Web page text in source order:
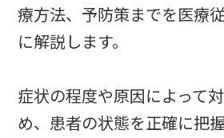
療方法、予防策までを医療
に解説します。
症状の程度や原因によって
め、患者の状態を正確に把